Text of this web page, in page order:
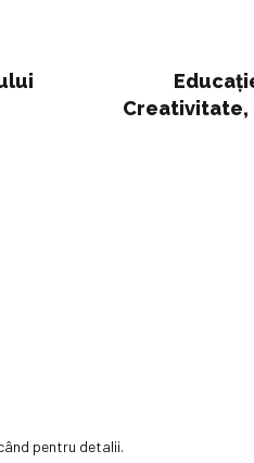
Creativitate,
pentru detalii.